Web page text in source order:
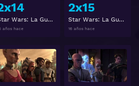
Star Wars: La Guerra de los Clones 2x14
años hace
2x15
Star Wars: La Guerra de los Clones 2x15
16 años hace
Ver Ver